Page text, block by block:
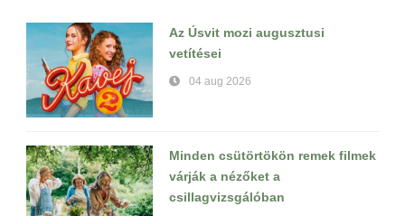
Az Úsvit mozi augusztusi
vetítései
04 aug 2026
Minden csütörtökön remek filmek
várják a nézőket a
csillagvizsgálóban